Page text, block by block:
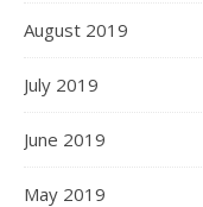
August 2019
July 2019
June 2019
May 2019